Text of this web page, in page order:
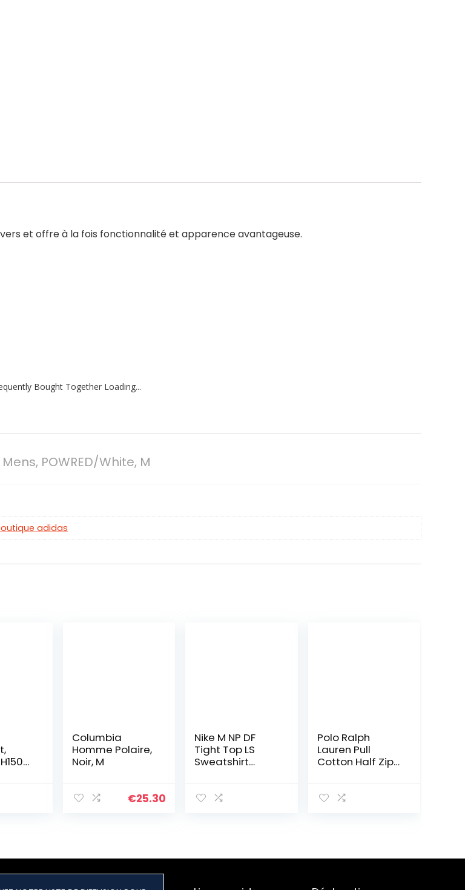
et offre à la fois fonctionnalité et apparence avantageuse.
Bought Together Loading...
POWRED/White, M
adidas
Columbia
Homme Polaire,
Noir, M
€25.30
Nike M NP DF
Tight Top LS
Sweatshirt
te, L
Polo Ralph
Lauren Pull
Cotton Half Zip